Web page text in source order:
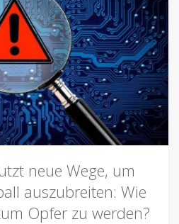
neue Wege, um
auszubreiten: Wie
Opfer zu werden?